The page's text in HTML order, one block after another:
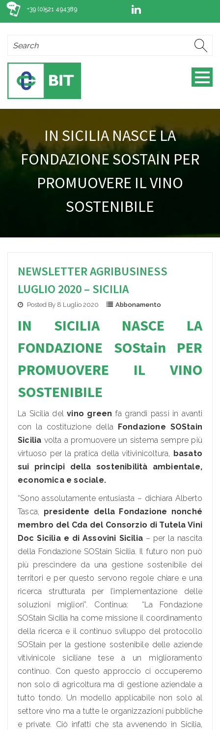
+39 (0)521 494389
IN SICILIA NASCE LA
FONDAZIONE SOSTAIN PER
PROMUOVERE IL VINO
SOSTENIBILE
NEWSLETTER AGRIBUSINESS
LUGLIO 2020 – SICILIA
Posted By 8 Luglio 2020 Abbonamento
IN SICILIA NASCE LA
FONDAZIONE SOStain PER
PROMUOVERE IL VINO
SOSTENIBILE
La Sicilia delvino green fa grandi passi in avanti
con la costituzione della
Fondazione SOStain
Sicilia volta a promuovere un sistema sempre più
virtuoso per la pratica della vitivinicoltura, basato
sui principi della sostenibilità ambientale,
economica e sociale.
“Sono assolutamente entusiasta – dichiara Alberto
Tasca, presidente della Fondazione nonché
membro del Cda del Consorzio di Tutela Vini
Doc Sicilia e di Assovini Sicilia– per la nascita
della Fondazione SOStain Sicilia. Il futuro non può
più prescindere da una gestione sostenibile dei
territori e per questo servono regole chiare e una
ricerca strutturata per l’implementazione delle
soluzioni migliori”. Continua: “La Fondazione
SOStain Sicilia ha come missione il coordinamento
della ricerca e il continuo sviluppo del protocollo
SOStain per la gestione sostenibile delle aziende
vitivinicole siciliane tese a un miglioramento
continuo. Con questo approccio ci occuperemo
non solo di agricoltura ma di gestione aziendale a
tutto tondo. Un modello applicabile non solo al
settore vino ma a tutte le organizzazioni pubbliche
e private. Ciò infatti che sta avvenendo in Sicilia,